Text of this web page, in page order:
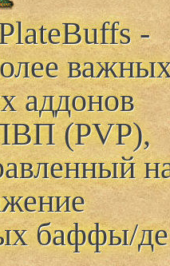
-
аддонов
(PVP),
баффы/де